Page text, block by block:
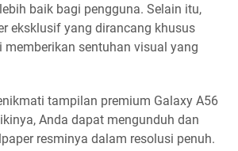
baik bagi pengguna. Selain itu,
eksklusif yang dirancang khusus
memberikan sentuhan visual yang
tampilan premium Galaxy A56
Anda dapat mengunduh dan
resminya dalam resolusi penuh.